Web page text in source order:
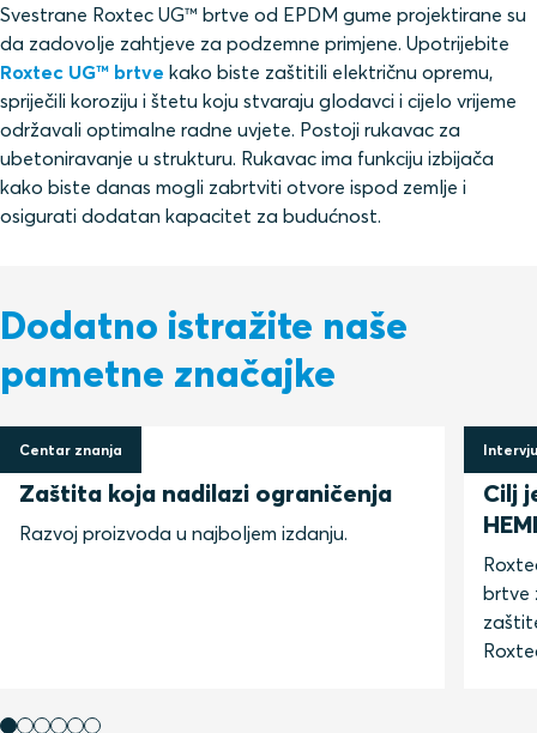
Svestrane Roxtec UG™ brtve od EPDM gume projektirane su
da zadovolje zahtjeve za podzemne primjene. Upotrijebite
Roxtec UG™ brtve kako biste zaštitili električnu opremu,
spriječili koroziju i štetu koju stvaraju glodavci i cijelo vrijeme
održavali optimalne radne uvjete. Postoji rukavac za
ubetoniravanje u strukturu. Rukavac ima funkciju izbijača
kako biste danas mogli zabrtviti otvore ispod zemlje i
osigurati dodatan kapacitet za budućnost.
Dodatno istražite naše
pametne značajke
Centar znanja
14 lipnja 2024
Zaštita koja nadilazi ograničenja
Razvoj proizvoda u najboljem izdanju.
Intervju
14
Cilj
brtve